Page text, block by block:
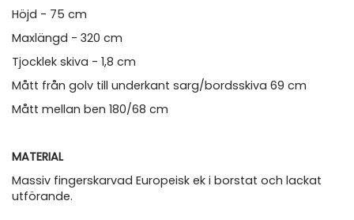
Höjd - 75 cm
Maxlängd - 320 cm
Tjocklek skiva - 1,8 cm
Mått från golv till underkant sarg/bordsskiva 69 cm
Mått mellan ben 180/68 cm
MATERIAL
Massiv fingerskarvad Europeisk ek i borstat och lackat
utförande.